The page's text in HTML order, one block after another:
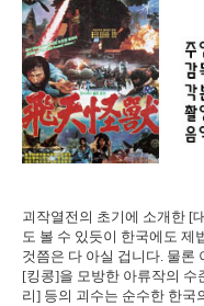
괴작열전의 초기에 소개한 [
도 볼 수 있듯이 한국에도 제
것쯤은 다 아실 겁니다. 물론
[킹콩]을 모방한 아류작의
리] 등의 괴수는 순수한 한국